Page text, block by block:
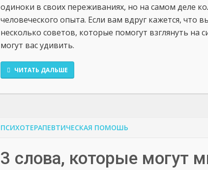
одиноки в своих переживаниях, но на самом деле
человеческого опыта. Если вам вдруг кажется, что
несколько советов, которые помогут взглянуть на
могут вас удивить.
ЧИТАТЬ ДАЛЬШЕ
ПСИХОТЕРАПЕВТИЧЕСКАЯ ПОМОШЬ
3 слова, которые могут